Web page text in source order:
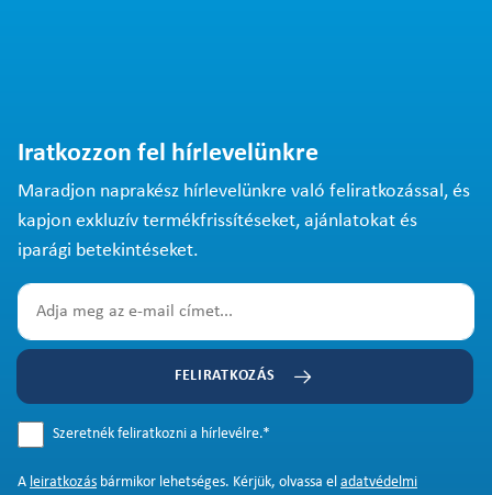
Iratkozzon fel hírlevelünkre
Maradjon naprakész hírlevelünkre való feliratkozással, és
kapjon exkluzív termékfrissítéseket, ajánlatokat és
iparági betekintéseket.
FELIRATKOZÁS
Szeretnék feliratkozni a hírlevélre.*
A leiratkozás bármikor lehetséges. Kérjük, olvassa el adatvédelmi